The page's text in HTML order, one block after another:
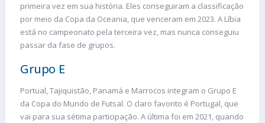
primeira vez em sua história. Eles conseguiram a classificação
por meio da Copa da Oceania, que venceram em 2023. A Líbia
está no campeonato pela terceira vez, mas nunca conseguiu
passar da fase de grupos.
Grupo E
Portual, Tajiquistão, Panamá e Marrocos integram o Grupo E
da Copa do Mundo de Futsal. O claro favorito é Portugal, que
vai para sua sétima participação. A última foi em 2021, quando